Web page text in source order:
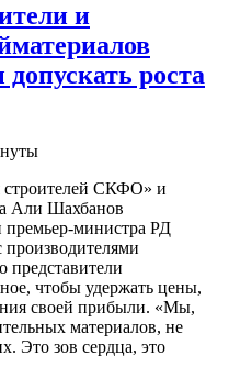
и
роста
строителей СКФО» и
Али Шахбанов
премьер-министра РД
представители
чтобы удержать цены,
своей прибыли. «Мы,
материалов, не
Это зов сердца, это